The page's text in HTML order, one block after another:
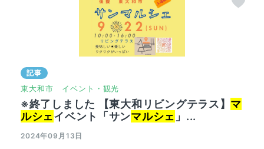
記事
東大和市 イベント・観光
※終了しました 【東大和リビングテラス】 マ
ルシェイベント「サンマルシェ 」...
2024年09月13日